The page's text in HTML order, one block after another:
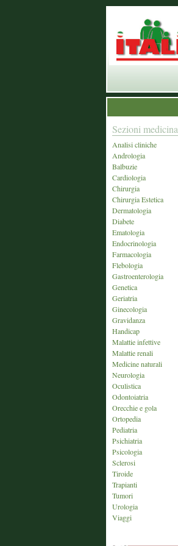
Sezioni medicina
Analisi cliniche
Andrologia
Balbuzie
Cardiologia
Chirurgia
Chirurgia Estetica
Dermatologia
Diabete
Ematologia
Endocrinologia
Farmacologia
Flebologia
Gastroenterologia
Genetica
Geriatria
Ginecologia
Gravidanza
Handicap
Malattie infettive
Malattie renali
Medicine naturali
Neurologia
Oculistica
Odontoiatria
Orecchie e gola
Ortopedia
Pediatria
Psichiatria
Psicologia
Sclerosi
Tiroide
Trapianti
Tumori
Urologia
Viaggi